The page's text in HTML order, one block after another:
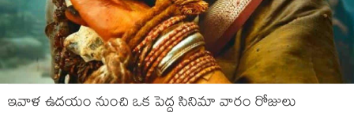
ఇవాళ ఉదయం నుంచి ఒక పెద్ద సినిమా వారం రోజులు